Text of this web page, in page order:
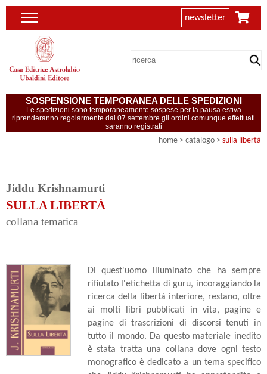
newsletter
SOSPENSIONE TEMPORANEA DELLE SPEDIZIONI
Le spedizioni sono temporaneamente sospese per la pausa estiva
riprenderanno regolarmente dal 07 settembre gli ordini comunque effettuati
saranno registrati
home > catalogo > sulla libertà
Jiddu Krishnamurti
SULLA LIBERTÀ
collana tematica
Di quest'uomo illuminato che ha sempre
rifiutato l'etichetta di guru, incoraggiando la
ricerca della libertà interiore, restano, oltre
ai molti libri pubblicati in vita, pagine e
pagine di trascrizioni di discorsi tenuti in
tutto il mondo. Da questo materiale inedito
è stata tratta una collana dove ogni testo
monografico è dedicato a un tema specifico